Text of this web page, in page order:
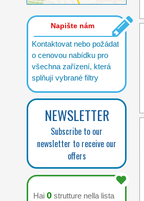
Napište nám
Kontaktovat nebo požádat
o cenovou nabídku pro
všechna zařízení, která
splňují vybrané filtry
NEWSLETTER
Subscribe to our
newsletter to receive our
offers
Hai 0 strutture nella lista